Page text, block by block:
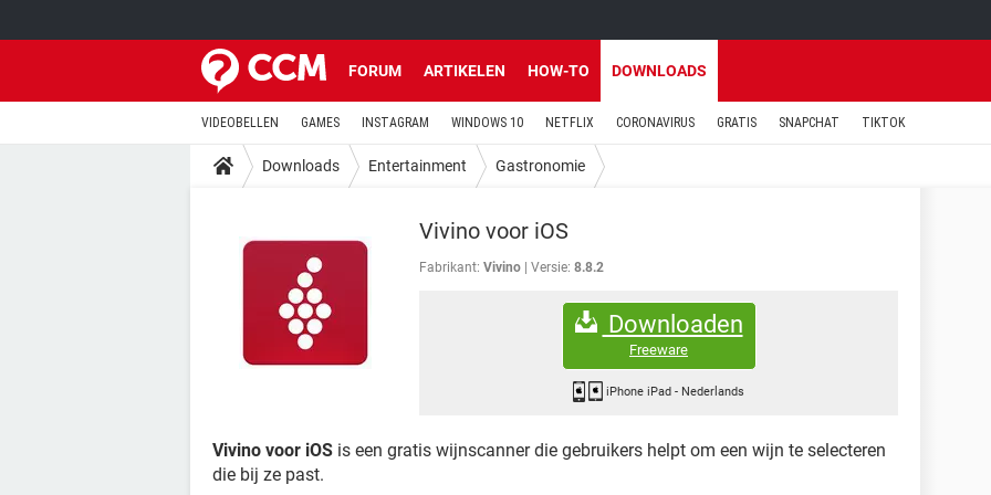
FORUM ARTIKELEN HOW-TO DOWNLOADS
VIDEOBELLEN GAMES INSTAGRAM WINDOWS 10 NETFLIX CORONAVIRUS GRATIS SNAPCHAT TIKTOK
Downloads Entertainment Gastronomie
Vivino voor iOS
Fabrikant: Vivino Versie: 8.8.2
Downloaden
Freeware
iPhone iPad- Nederlands
Vivino voor iOS is een gratis wijnscanner die gebruikers helpt om een wijn te selecteren
die bij ze past.